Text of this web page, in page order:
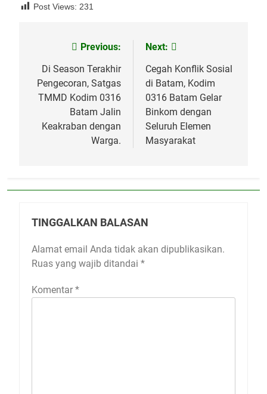
Post Views: 231
Navigasi
pos
Previous:
Di Season Terakhir
Pengecoran, Satgas
TMMD Kodim 0316
Batam Jalin
Keakraban dengan
Warga.
Next:
Cegah Konflik Sosial
di Batam, Kodim
0316 Batam Gelar
Binkom dengan
Seluruh Elemen
Masyarakat
TINGGALKAN BALASAN
Alamat email Anda tidak akan dipublikasikan.
Ruas yang wajib ditandai *
Komentar *